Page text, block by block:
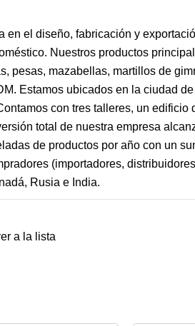
el diseño, fabricación y
Nuestros productos
pesas, mazabellas, martillos de
Estamos ubicados en la ciudad
con tres talleres, un edificio
total de nuestra empresa
de productos por año con un
(importadores,
Rusia e India.
a la lista